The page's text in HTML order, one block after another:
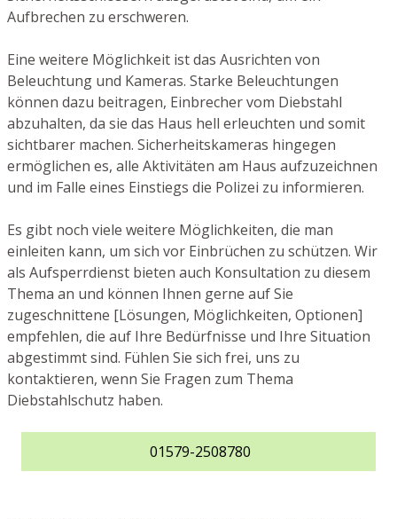
Aufbrechen zu erschweren.
Eine weitere Möglichkeit ist das Ausrichten von
Beleuchtung und Kameras. Starke Beleuchtungen
können dazu beitragen, Einbrecher vom Diebstahl
abzuhalten, da sie das Haus hell erleuchten und somit
sichtbarer machen. Sicherheitskameras hingegen
ermöglichen es, alle Aktivitäten am Haus aufzuzeichnen
und im Falle eines Einstiegs die Polizei zu informieren.
Es gibt noch viele weitere Möglichkeiten, die man
einleiten kann, um sich vor Einbrüchen zu schützen. Wir
als Aufsperrdienst bieten auch Konsultation zu diesem
Thema an und können Ihnen gerne auf Sie
zugeschnittene [Lösungen, Möglichkeiten, Optionen]
empfehlen, die auf Ihre Bedürfnisse und Ihre Situation
abgestimmt sind. Fühlen Sie sich frei, uns zu
kontaktieren, wenn Sie Fragen zum Thema
Diebstahlschutz haben.
01579-2508780